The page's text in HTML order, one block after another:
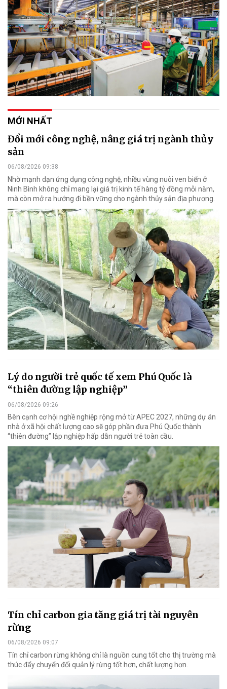
MỚI NHẤT
Đổi mới công nghệ, nâng giá trị ngành thủy
sản
06/08/2026 09:38
Nhờ mạnh dạn ứng dụng công nghệ, nhiều vùng nuôi ven biển ở
Ninh Bình không chỉ mang lại giá trị kinh tế hàng tỷ đồng mỗi năm,
mà còn mở ra hướng đi bền vững cho ngành thủy sản địa phương.
Lý do người trẻ quốc tế xem Phú Quốc là
“thiên đường lập nghiệp”
06/08/2026 09:26
Bên cạnh cơ hội nghề nghiệp rộng mở từ APEC 2027, những dự án
nhà ở xã hội chất lượng cao sẽ góp phần đưa Phú Quốc thành
“thiên đường” lập nghiệp hấp dẫn người trẻ toàn cầu.
Tín chỉ carbon gia tăng giá trị tài nguyên
rừng
06/08/2026 09:07
Tín chỉ carbon rừng không chỉ là nguồn cung tốt cho thị trường mà
thúc đẩy chuyển đổi quản lý rừng tốt hơn, chất lượng hơn.